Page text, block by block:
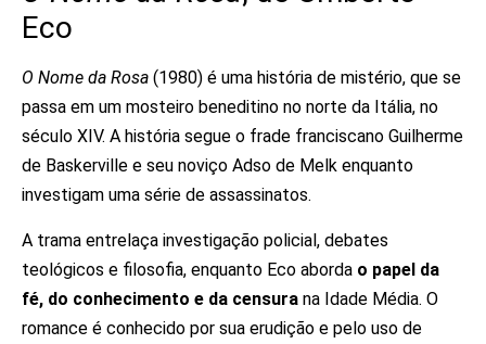
Eco
O Nome da Rosa (1980) é uma história de mistério, que se
passa em um mosteiro beneditino no norte da Itália, no
século XIV. A história segue o frade franciscano Guilherme
de Baskerville e seu noviço Adso de Melk enquanto
investigam uma série de assassinatos.
A trama entrelaça investigação policial, debates
teológicos e filosofia, enquanto Eco aborda o papel da
fé, do conhecimento e da censura na Idade Média. O
romance é conhecido por sua erudição e pelo uso de